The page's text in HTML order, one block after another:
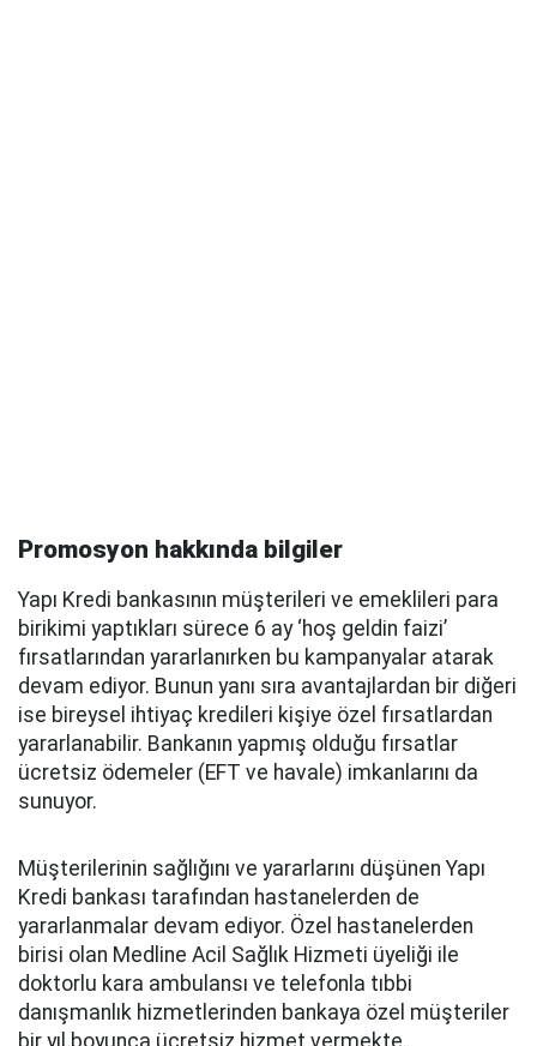
Promosyon hakkında bilgiler
Yapı Kredi bankasının müşterileri ve emeklileri para
birikimi yaptıkları sürece 6 ay ‘hoş geldin faizi’
fırsatlarından yararlanırken bu kampanyalar atarak
devam ediyor. Bunun yanı sıra avantajlardan bir diğeri
ise bireysel ihtiyaç kredileri kişiye özel fırsatlardan
yararlanabilir. Bankanın yapmış olduğu fırsatlar
ücretsiz ödemeler (EFT ve havale) imkanlarını da
sunuyor.
Müşterilerinin sağlığını ve yararlarını düşünen Yapı
Kredi bankası tarafından hastanelerden de
yararlanmalar devam ediyor. Özel hastanelerden
birisi olan Medline Acil Sağlık Hizmeti üyeliği ile
doktorlu kara ambulansı ve telefonla tıbbi
danışmanlık hizmetlerinden bankaya özel müşteriler